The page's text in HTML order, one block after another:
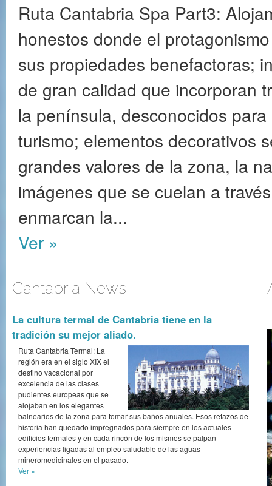
Ruta Cantabria Spa Part3:
honestos donde el
sus propiedades benefactoras;
de gran calidad que incorporan
la península, desconocidos
turismo; elementos decorativos
grandes valores de la zona, la
imágenes que se cuelan a
enmarcan la...
Ver »
Cantabria News
La cultura termal de Cantabria tiene en la
tradición su mejor aliado.
Ruta Cantabria Termal: La
región era en el siglo XIX el
destino vacacional por
excelencia de las clases
pudientes europeas que se
alojaban en los elegantes
balnearios de la zona para tomar sus baños anuales. Esos retazos de
historia han quedado impregnados para siempre en los actuales
edificios termales y en cada rincón de los mismos se palpan
experiencias ligadas al empleo saludable de las aguas
mineromedicinales en el pasado.
Ver »